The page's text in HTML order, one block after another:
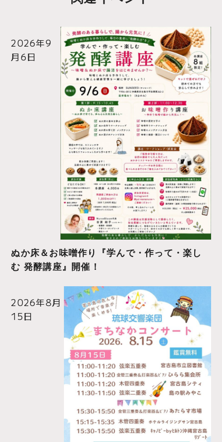
2026年9
月6日
ぬか床＆お味噌作り『学んで・作って・楽し
む 発酵講座』開催！
2026年8月
15日